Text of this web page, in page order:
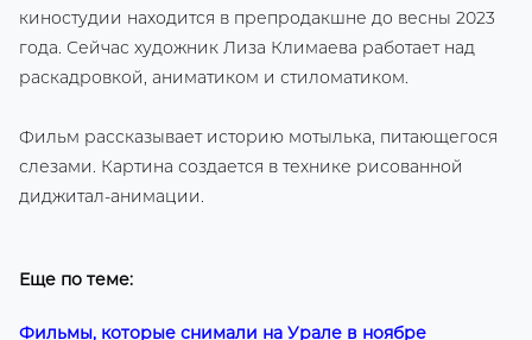
киностудии находится в препродакшне до весны 2023
года. Сейчас художник Лиза Климаева работает над
раскадровкой, аниматиком и стиломатиком.
Фильм рассказывает историю мотылька, питающегося
слезами. Картина создается в технике рисованной
диджитал-анимации.
Еще по теме:
Фильмы, которые снимали на Урале в ноябре